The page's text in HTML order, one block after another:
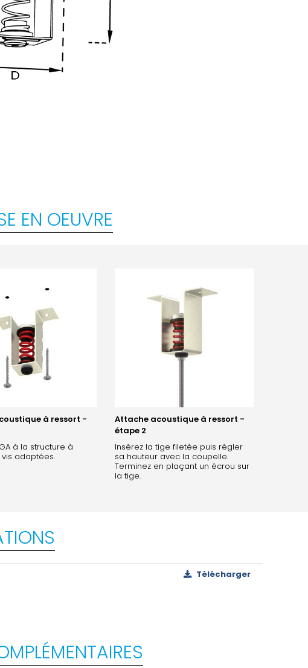
EN OEUVRE
à ressort -
à la structure à
vis adaptées.
Attache acoustique à ressort -
étape 2
Insérez la tige filetée puis régler
sa hauteur avec la coupelle.
Terminez en plaçant un écrou sur
la tige.
Télécharger